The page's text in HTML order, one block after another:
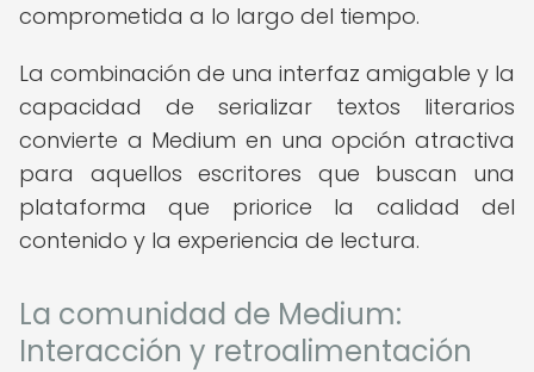
comprometida a lo largo del tiempo.
La combinación de una interfaz amigable y la
capacidad de serializar textos literarios
convierte a Medium en una opción atractiva
para aquellos escritores que buscan una
plataforma que priorice la calidad del
contenido y la experiencia de lectura.
La comunidad de Medium:
Interacción y retroalimentación